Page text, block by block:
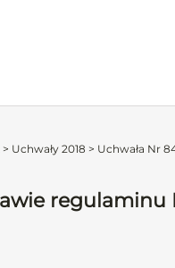
> Uchwały 2018 > Uchwała Nr
regulaminu